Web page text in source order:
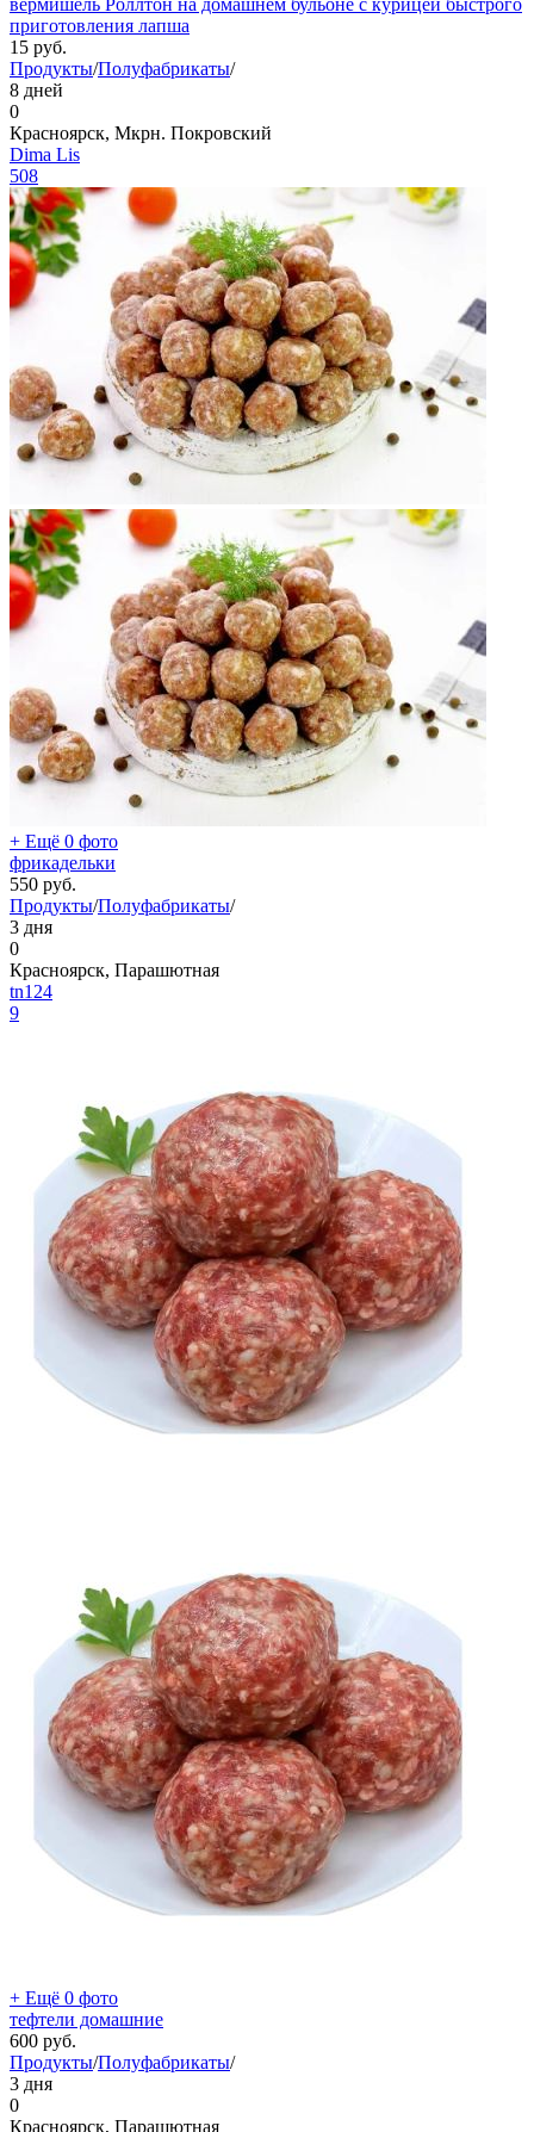
вермишель Роллтон на домашнем бульоне с курицей быстрого
приготовления лапша
15 руб.
Продукты/Полуфабрикаты/
8 дней
0
Красноярск, Мкрн. Покровский
Dima Lis
508
+ Ещё 0 фото
фрикадельки
550 руб.
Продукты/Полуфабрикаты/
3 дня
0
Красноярск, Парашютная
tn124
9
+ Ещё 0 фото
тефтели домашние
600 руб.
Продукты/Полуфабрикаты/
3 дня
0
Красноярск, Парашютная